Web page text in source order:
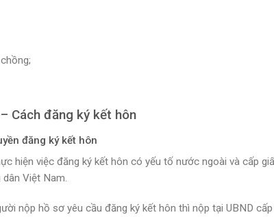
Cách đăng ký kết hôn
đăng ký kết hôn
hiện việc đăng ký kết hôn có yếu tố nước ngoài và cấp
Việt Nam.
nộp hồ sơ yêu cầu đăng ký kết hôn thì nộp tại UBND cấp